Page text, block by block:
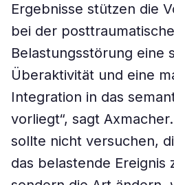
Ergebnisse stützen die
bei der
Belastungsstörung eine
Überaktivität und eine
Integration in das
vorliegt“, sagt
sollte nicht versuchen,
das belastende Ereignis